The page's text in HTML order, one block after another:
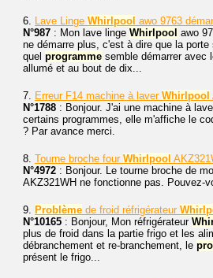
6. Lave Linge Whirlpool awo 9763
N°987 : Mon lave linge Whirlpool awo
ne démarre plus, c'est à dire que la
quel programme semble démarrer avec
allumé et au bout de dix...
7. Erreur F14 machine à laver Whirlpool
N°1788 : Bonjour. J'ai une machine à
certains programmes, elle m'affiche le
? Par avance merci.
8. Tourne broche four Whirlpool
N°4972 : Bonjour. Le tourne broche de
AKZ321WH ne fonctionne pas. Pouvez-
9. Problème de froid réfrigérateur
N°10165 : Bonjour, Mon réfrigérateur
plus de froid dans la partie frigo et les
débranchement et re-branchement, le
présent le frigo...